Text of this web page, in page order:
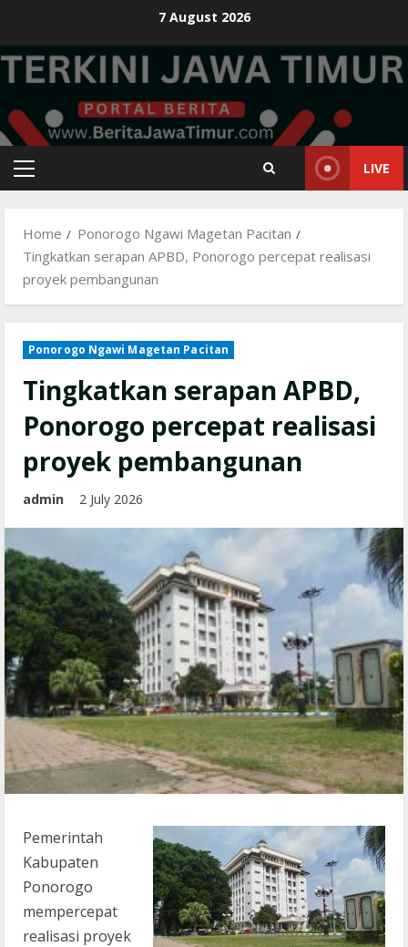
content
7 August 2026
Primary
LIVE
Home
Ponorogo Ngawi Magetan Pacitan
Tingkatkan serapan APBD, Ponorogo percepat realisasi
proyek pembangunan
Ponorogo Ngawi Magetan Pacitan
Tingkatkan serapan APBD,
Ponorogo percepat realisasi
proyek pembangunan
admin 2 July 2026
Pemerintah
Kabupaten
Ponorogo
mempercepat
realisasi proyek